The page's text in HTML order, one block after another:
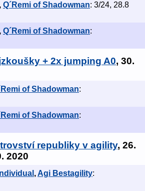
, Q´Remi of Shadowman: 3/24, 28.8
, Q´Remi of Shadowman:
+ 2x jumping A0, 30.
of Shadowman:
of Shadowman:
republiky v agility, 26.
2020
,Agi Bestagility: